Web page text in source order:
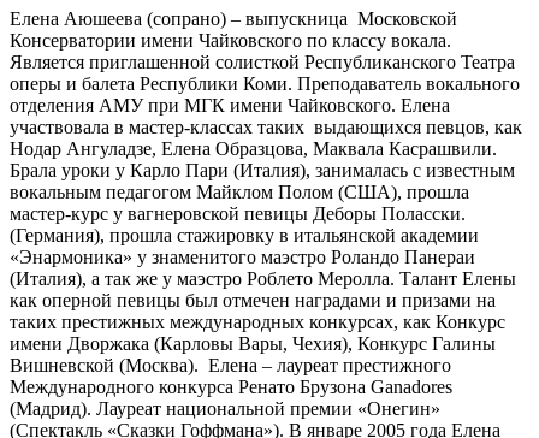
Елена Аюшеева (сопрано) – выпускница Московской
Консерватории имени Чайковского по классу вокала.
Является приглашенной солисткой Республиканского Театра
оперы и балета Республики Коми. Преподаватель вокального
отделения АМУ при МГК имени Чайковского. Елена
участвовала в мастер-классах таких выдающихся певцов, как
Нодар Ангуладзе, Елена Образцова, Маквала Касрашвили.
Брала уроки у Карло Пари (Италия), занималась с известным
вокальным педагогом Майклом Полом (США), прошла
мастер-курс у вагнеровской певицы Деборы Поласски.
(Германия), прошла стажировку в итальянской академии
«Энармоника» у знаменитого маэстро Роландо Панераи
(Италия), а так же у маэстро Роблето Меролла. Талант Елены
как оперной певицы был отмечен наградами и призами на
таких престижных международных конкурсах, как Конкурс
имени Дворжака (Карловы Вары, Чехия), Конкурс Галины
Вишневской (Москва). Елена – лауреат престижного
Международного конкурса Ренато Брузона Ganadores
(Мадрид). Лауреат национальной премии «Онегин»
(Спектакль «Сказки Гоффмана»). В январе 2005 года Елена